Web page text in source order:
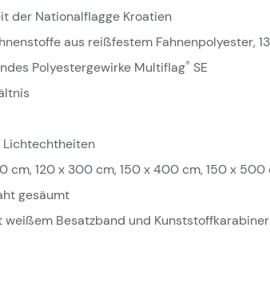
der Nationalflagge Kroatien
aus reißfestem Fahnenpolyester,
Polyestergewirke Multiflag® SE
cm, 120 x 300 cm, 150 x 400 cm, 150 x
gesäumt
Besatzband und